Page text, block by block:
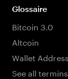
Glossaire
Bitcoin 3.0
Altcoin
Wallet Address
See all termins